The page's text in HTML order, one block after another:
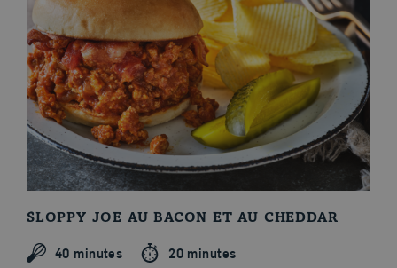
Nos recettes
SLOPPY JOE AU BACON ET AU CHEDDAR
40 minutes 20 minutes